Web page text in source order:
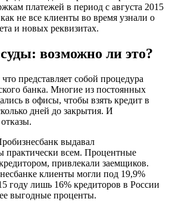
платежей в период с августа 2015
не все клиенты во время узнали о
и новых реквизитах.
возможно ли это?
представляет собой процедура
банка. Многие из постоянных
в офисы, чтобы взять кредит в
дней до закрытия. И
выдавал
практически всем. Процентные
привлекали заемщиков.
клиенты могли под 19,9%
году лишь 16% кредиторов в России
выгодные проценты.